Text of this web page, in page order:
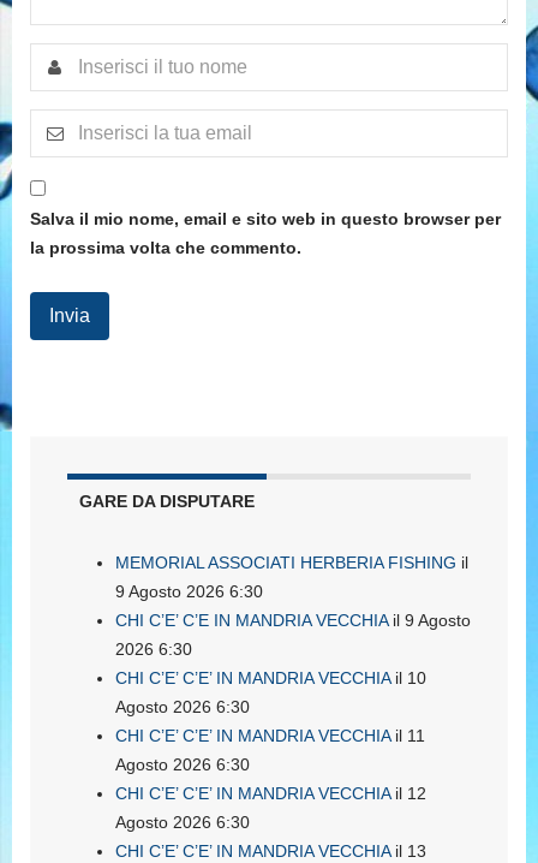
Salva il mio nome, email e sito web in questo browser per
la prossima volta che commento.
GARE DA DISPUTARE
MEMORIAL ASSOCIATI HERBERIA FISHING il
9 Agosto 2026 6:30
CHI C’E’ C’E IN MANDRIA VECCHIAil 9 Agosto
2026 6:30
CHI C’E’ C’E’ IN MANDRIA VECCHIAil 10
Agosto 2026 6:30
CHI C’E’ C’E’ IN MANDRIA VECCHIAil 11
Agosto 2026 6:30
CHI C’E’ C’E’ IN MANDRIA VECCHIAil 12
Agosto 2026 6:30
CHI C’E’ C’E’ IN MANDRIA VECCHIAil 13